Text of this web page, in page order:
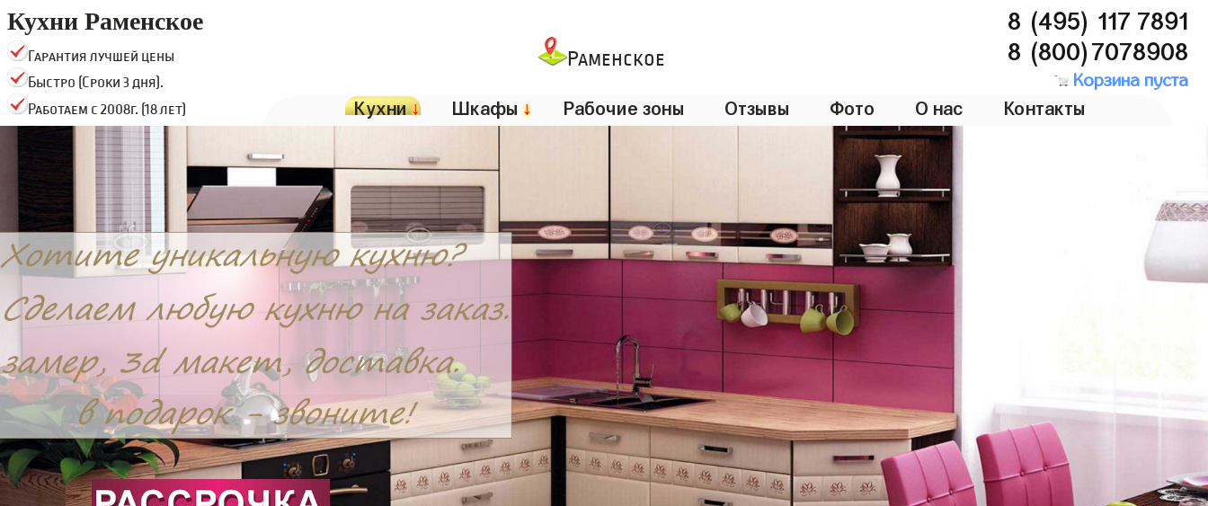
Кухни Раменское
Гарантия лучшей цены
Быстро (Сроки 3 дня).
Работаем с 2008г. (18 лет)
Раменское
8 (495) 117 7891
8 (800)7078908
Корзина пуста
Кухни↓ Шкафы ↓ Рабочие зоны Отзывы Фото О нас Контакты